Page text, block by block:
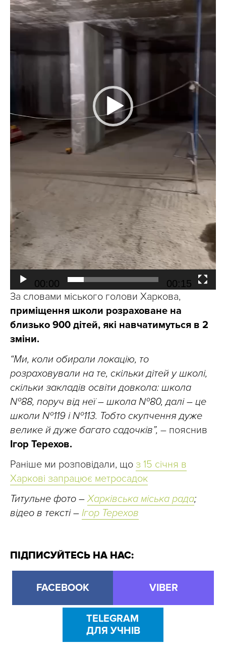
00:00 00:15
За словами міського голови Харкова,
приміщення школи розраховане на
близько 900 дітей, які навчатимуться в 2
зміни.
“Ми, коли обирали локацію, то
розраховували на те, скільки дітей у школі,
скільки закладів освіти довкола: школа
№88, поруч від неї – школа №80, далі – це
школи №119 і №113. Тобто скупчення дуже
велике й дуже багато садочків”, – пояснив
Ігор Терехов.
Раніше ми розповідали, що з 15 січня в
Харкові запрацює метросадок
Титульне фото –Харківська міська рада;
відео в тексті – Ігор Терехов
ПІДПИСУЙТЕСЬ НА НАС:
FACEBOOK VIBER
TELEGRAM
ДЛЯ УЧНІВ